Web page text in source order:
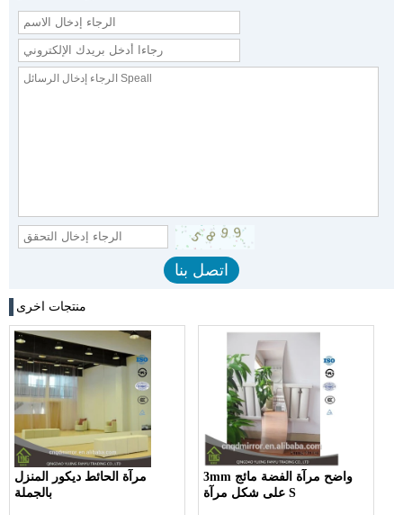
منتجات اخرى
مرآة الحائط ديكور المنزل
بالجملة
3mm واضح مرآة الفضة مائج
على شكل مرآة S